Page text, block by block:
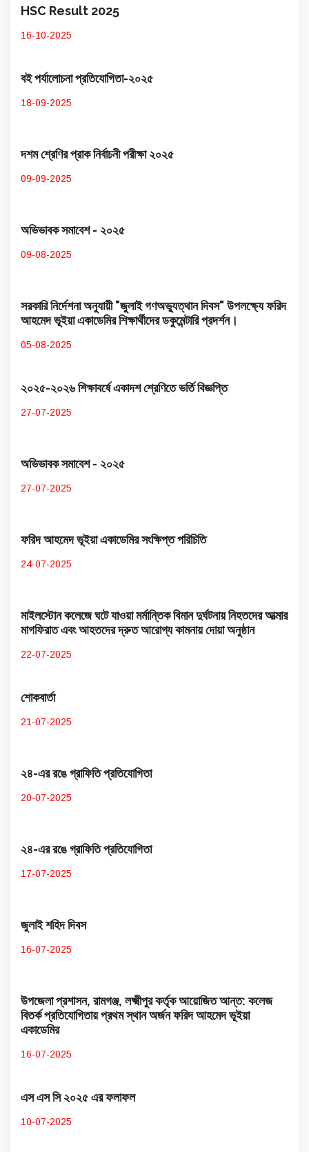
HSC Result 2025
16-10-2025
বই পর্যালোচনা প্রতিযোগিতা-২০২৫
18-09-2025
দশম শ্রেণির প্রাক নির্বাচনী পরীক্ষা ২০২৫
09-09-2025
অভিভাবক সমাবেশ - ২০২৫
09-08-2025
সরকারি নির্দেশনা অনুযায়ী "জুলাই গণঅভ্যুত্থান দিবস" উপলক্ষ্যে ফরিদ
আহমেদ ভূইয়া একাডেমির শিক্ষার্থীদের ডকুমেন্টারি প্রদর্শন।
05-08-2025
২০২৫-২০২৬ শিক্ষাবর্ষে একাদশ শ্রেণিতে ভর্তি বিজ্ঞপ্তি
27-07-2025
অভিভাবক সমাবেশ - ২০২৫
27-07-2025
ফরিদ আহমেদ ভূইয়া একাডেমির সংক্ষিপ্ত পরিচিতি
24-07-2025
মাইলস্টোন কলেজে ঘটে যাওয়া মর্মান্তিক বিমান দুর্ঘটনায় নিহতদের আত্মার
মাগফিরাত এবং আহতদের দ্রুত আরোগ্য কামনায় দোয়া অনুষ্ঠান
22-07-2025
শোকবার্তা
21-07-2025
২৪-এর রঙে গ্রাফিতি প্রতিযোগিতা
20-07-2025
২৪-এর রঙে গ্রাফিতি প্রতিযোগিতা
17-07-2025
জুলাই শহিদ দিবস
16-07-2025
উপজেলা প্রশাসন, রামগঞ্জ, লক্ষ্মীপুর কর্তৃক আয়োজিত আন্ত: কলেজ
বিতর্ক প্রতিযোগিতায় প্রথম স্থান অর্জন ফরিদ আহমেদ ভূইয়া
একাডেমির
16-07-2025
এস এস সি ২০২৫ এর ফলাফল
10-07-2025